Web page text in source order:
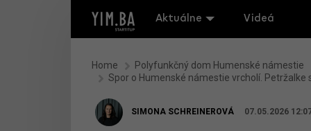
Aktuálne Videá
Home
Polyfunkčný dom Humenské námestie
Spor o Humenské námestie vrcholí.
SIMONA SCHREINEROVÁ 07.05.2026